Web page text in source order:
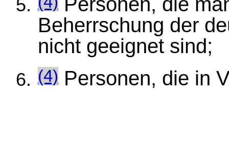
Beherrschung der
nicht geeignet sind;
(4) Personen, die in